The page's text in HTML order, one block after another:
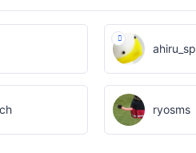
ahiru_sp
ryosms